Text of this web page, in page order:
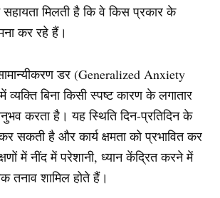
मिलती है कि वे किस प्रकार के
कर रहे हैं।
डर (Generalized Anxiety
बिना किसी स्पष्ट कारण के लगातार
करता है। यह स्थिति दिन-प्रतिदिन के
सकती है और कार्य क्षमता को प्रभावित कर
में नींद में परेशानी, ध्यान केंद्रित करने में
तनाव शामिल होते हैं।